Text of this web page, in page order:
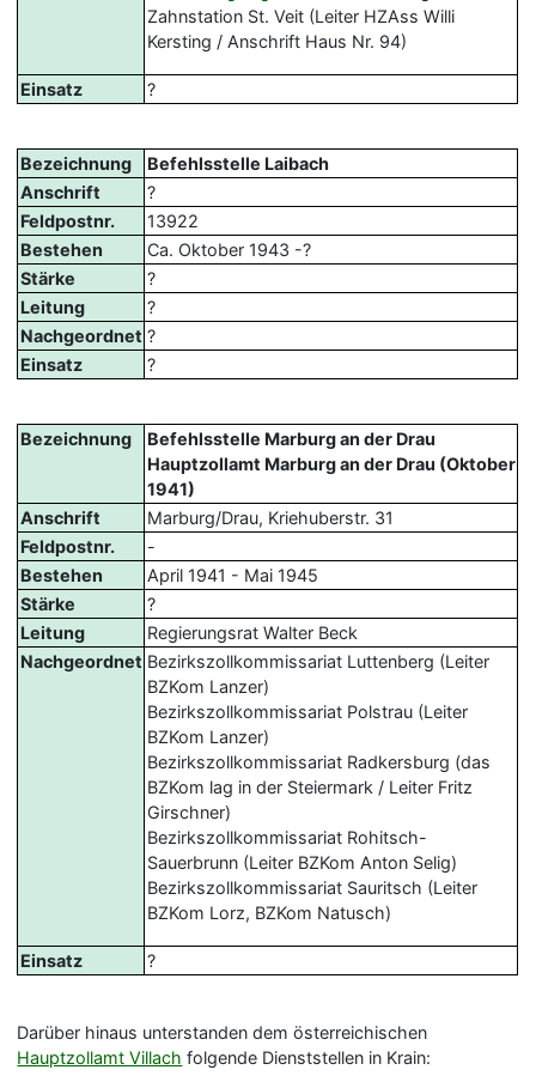
Zahnstation St. Veit (Leiter HZAss Willi
Kersting / Anschrift Haus Nr. 94)
Einsatz ?
Bezeichnung
Befehlsstelle Laibach
Anschrift
?
Feldpostnr.
13922
Bestehen
Ca. Oktober 1943 -?
Stärke
?
Leitung
?
Nachgeordnet ?
Einsatz
?
Bezeichnung
Befehlsstelle Marburg an der Drau
Hauptzollamt Marburg an der Drau (Oktober
1941)
Anschrift
Marburg/Drau, Kriehuberstr. 31
Feldpostnr.
-
Bestehen
April 1941 - Mai 1945
Stärke
?
Leitung
Regierungsrat Walter Beck
Nachgeordnet Bezirkszollkommissariat Luttenberg (Leiter
BZKom Lanzer)
Bezirkszollkommissariat Polstrau (Leiter
BZKom Lanzer)
Bezirkszollkommissariat Radkersburg (das
BZKom lag in der Steiermark / Leiter Fritz
Girschner)
Bezirkszollkommissariat Rohitsch-
Sauerbrunn (Leiter BZKom Anton Selig)
Bezirkszollkommissariat Sauritsch (Leiter
BZKom Lorz, BZKom Natusch)
Einsatz ?
Darüber hinaus unterstanden dem österreichischen
Hauptzollamt Villach folgende Dienststellen in Krain: